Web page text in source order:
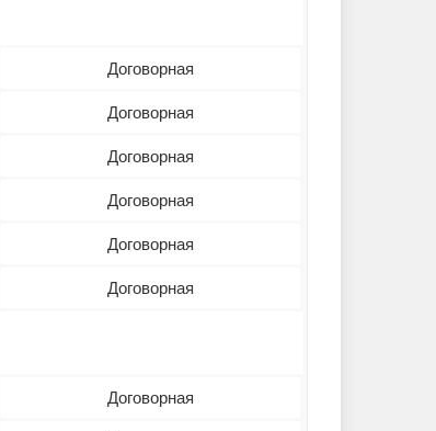
Договорная
Договорная
Договорная
Договорная
Договорная
Договорная
Договорная